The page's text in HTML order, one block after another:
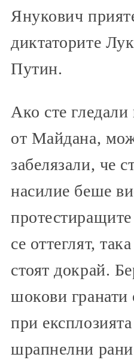
Янукович
диктаторите
Путин.
Ако сте
от Майдана,
забелязали, че
насилие беше
се оттеглят,
стоят докрай.
шокови гранати
при
шрапнелни